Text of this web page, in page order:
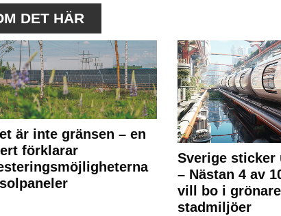
DET HÄR
är inte gränsen – en
förklarar
Sverige sticker
– Nästan 4 av
vill bo i grönare
stadmiljöer